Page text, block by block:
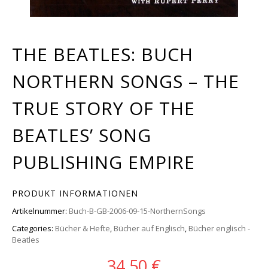
THE BEATLES: BUCH
NORTHERN SONGS – THE
TRUE STORY OF THE
BEATLES’ SONG
PUBLISHING EMPIRE
PRODUKT INFORMATIONEN
Artikelnummer: Buch-B-GB-2006-09-15-NorthernSongs
Categories: Bücher & Hefte Bücher auf Englisch Bücher englisch -
Beatles